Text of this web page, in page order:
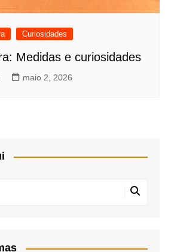
Curiosidades
Medidas e curiosidades
maio 2, 2026